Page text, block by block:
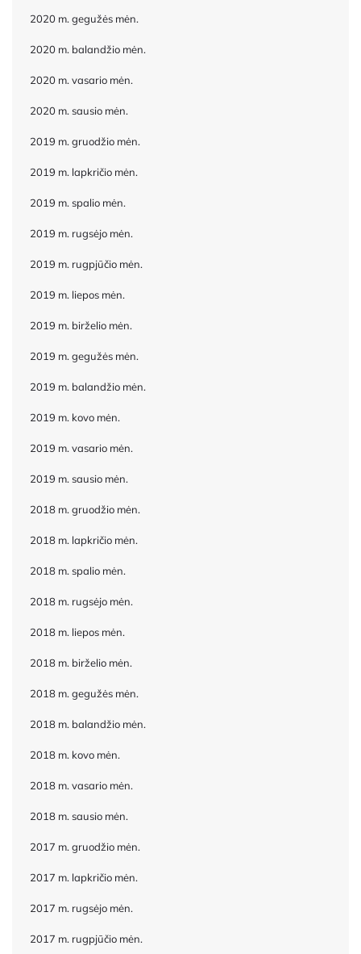
2020 m. gegužės mėn.
2020 m. balandžio mėn.
2020 m. vasario mėn.
2020 m. sausio mėn.
2019 m. gruodžio mėn.
2019 m. lapkričio mėn.
2019 m. spalio mėn.
2019 m. rugsėjo mėn.
2019 m. rugpjūčio mėn.
2019 m. liepos mėn.
2019 m. birželio mėn.
2019 m. gegužės mėn.
2019 m. balandžio mėn.
2019 m. kovo mėn.
2019 m. vasario mėn.
2019 m. sausio mėn.
2018 m. gruodžio mėn.
2018 m. lapkričio mėn.
2018 m. spalio mėn.
2018 m. rugsėjo mėn.
2018 m. liepos mėn.
2018 m. birželio mėn.
2018 m. gegužės mėn.
2018 m. balandžio mėn.
2018 m. kovo mėn.
2018 m. vasario mėn.
2018 m. sausio mėn.
2017 m. gruodžio mėn.
2017 m. lapkričio mėn.
2017 m. rugsėjo mėn.
2017 m. rugpjūčio mėn.